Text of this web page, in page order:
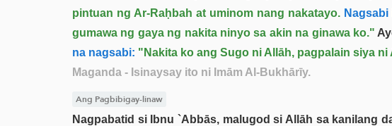
pintuan ng Ar-Raḥbah at uminom nang nakatayo.Nagsabi
gumawa ng gaya ng nakita ninyo sa akin na ginawa ko."
na nagsabi: "Nakita ko ang Sugo ni Allāh, pagpalain siya
Maganda - Isinaysay ito ni Imām Al-Bukhārīy.
Ang Pagbibigay-linaw
Nagpabatid si Ibnu `Abbās, malugod si Allāh sa kanilang